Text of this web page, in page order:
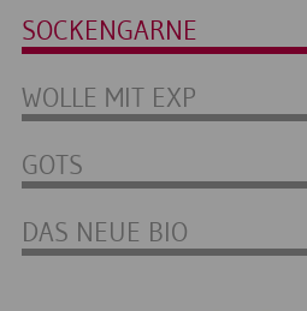
SOCKENGARNE
WOLLE MIT EXP
GOTS
DAS NEUE BIO